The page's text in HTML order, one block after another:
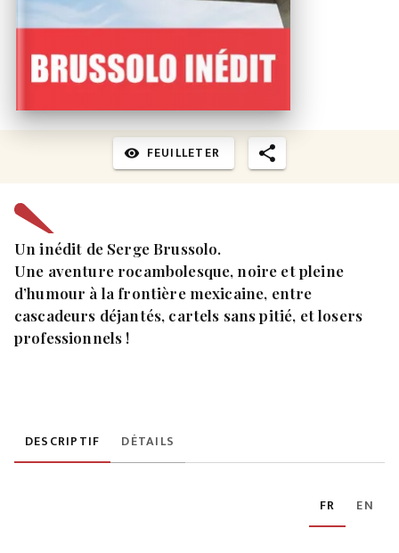
visibility FEUILLETER
Un inédit de Serge Brussolo.
Une aventure rocambolesque, noire et pleine
d’humour à la frontière mexicaine, entre
cascadeurs déjantés, cartels sans pitié, et losers
professionnels !
DESCRIPTIF DÉTAILS
FR EN